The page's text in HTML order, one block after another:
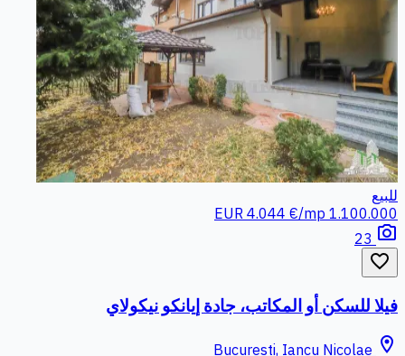
للبيع
1.100.000 EUR
4.044 €/mp
photo_camera
favorite_border
فيلا للسكن أو المكاتب، جادة إيانكو نيكولاي
location_on